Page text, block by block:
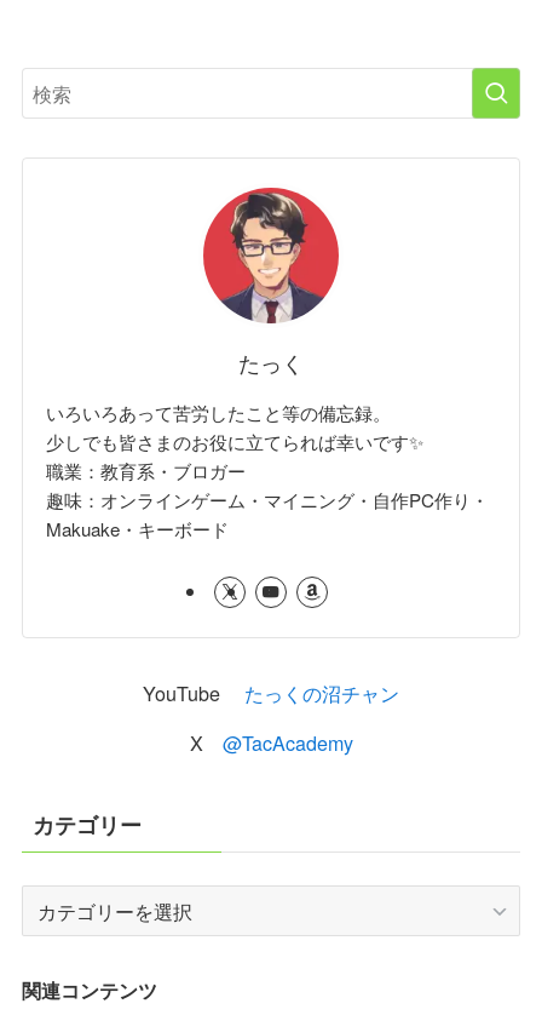
たっく
いろいろあって苦労したこと等の備忘録。
少しでも皆さまのお役に立てられば幸いです✨
職業：教育系・ブロガー
趣味：オンラインゲーム・マイニング・自作PC作り・
Makuake・キーボード
YouTube たっくの沼チャン
X @TacAcademy
カテゴリー
テ
リ
関連コンテンツ